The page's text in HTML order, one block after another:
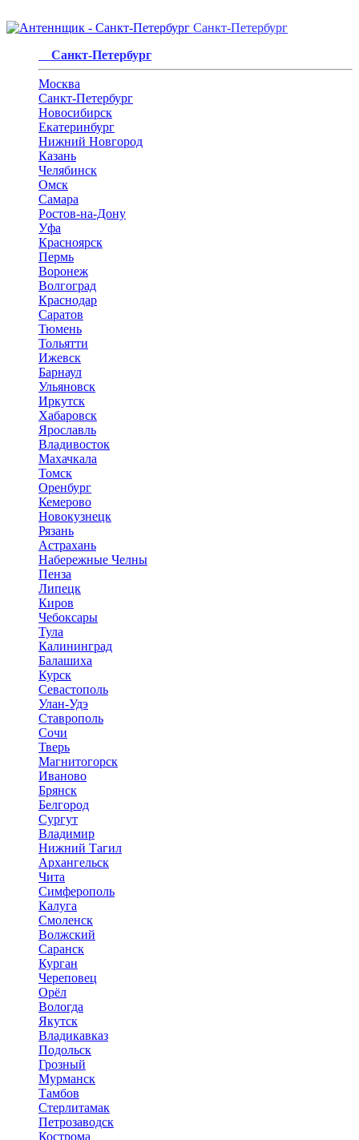
Санкт-Петербург
Санкт-Петербург
Москва
Санкт-Петербург
Новосибирск
Екатеринбург
Нижний Новгород
Казань
Челябинск
Омск
Самара
Ростов-на-Дону
Уфа
Красноярск
Пермь
Воронеж
Волгоград
Краснодар
Саратов
Тюмень
Тольятти
Ижевск
Барнаул
Ульяновск
Иркутск
Хабаровск
Ярославль
Владивосток
Махачкала
Томск
Оренбург
Кемерово
Новокузнецк
Рязань
Астрахань
Набережные Челны
Пенза
Липецк
Киров
Чебоксары
Тула
Калининград
Балашиха
Курск
Севастополь
Улан-Удэ
Ставрополь
Сочи
Тверь
Магнитогорск
Иваново
Брянск
Белгород
Сургут
Владимир
Нижний Тагил
Архангельск
Чита
Симферополь
Калуга
Смоленск
Волжский
Саранск
Курган
Череповец
Орёл
Вологда
Якутск
Владикавказ
Подольск
Грозный
Мурманск
Тамбов
Стерлитамак
Петрозаводск
Кострома